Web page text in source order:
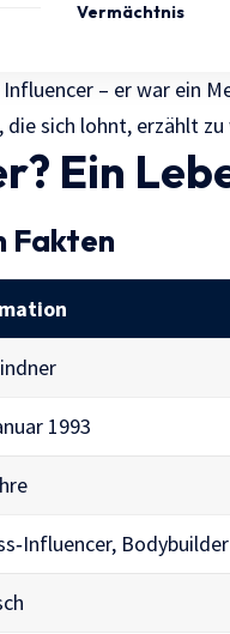
Vermächtnis
– er war ein
sich lohnt, erzählt zu
Ein
Fakten
1993
Bodybuilder